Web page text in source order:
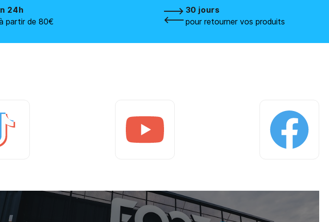
24h
partir de 80€
30 jours
pour retourner vos produits